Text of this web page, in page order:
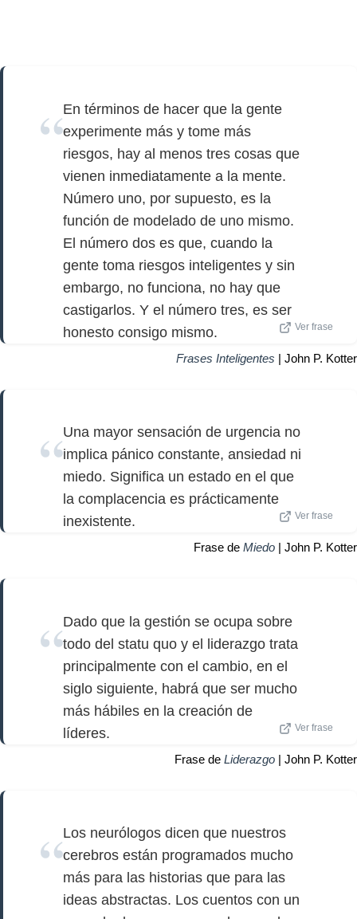
En términos de hacer que la gente
experimente más y tome más
riesgos, hay al menos tres cosas que
vienen inmediatamente a la mente.
Número uno, por supuesto, es la
función de modelado de uno mismo.
El número dos es que, cuando la
gente toma riesgos inteligentes y sin
embargo, no funciona, no hay que
castigarlos. Y el número tres, es ser
honesto consigo mismo.
Ver frase
Frases Inteligentes | John P. Kotter
Una mayor sensación de urgencia no
implica pánico constante, ansiedad ni
miedo. Significa un estado en el que
la complacencia es prácticamente
inexistente.
Ver frase
Frase de Miedo | John P. Kotter
Dado que la gestión se ocupa sobre
todo del statu quo y el liderazgo trata
principalmente con el cambio, en el
siglo siguiente, habrá que ser mucho
más hábiles en la creación de
líderes.
Ver frase
Frase de Liderazgo | John P. Kotter
Los neurólogos dicen que nuestros
cerebros están programados mucho
más para las historias que para las
ideas abstractas. Los cuentos con un